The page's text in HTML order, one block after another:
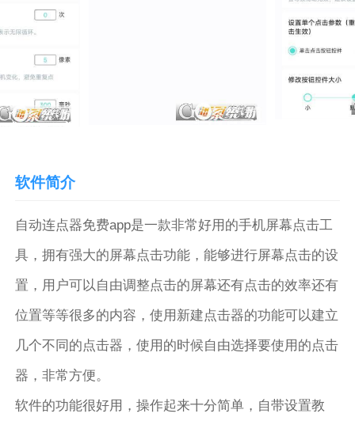
软件简介
自动连点器免费app是一款非常好用的手机屏幕点击工
具，拥有强大的屏幕点击功能，能够进行屏幕点击的设
置，用户可以自由调整点击的屏幕还有点击的效率还有
位置等等很多的内容，使用新建点击器的功能可以建立
几个不同的点击器，使用的时候自由选择要使用的点击
器，非常方便。
软件的功能很好用，操作起来十分简单，自带设置教